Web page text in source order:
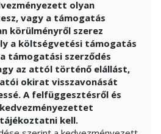
olyan
vagy a támogatás
körülményről szerez
a költségvetési támogatás
támogatási szerződés
az attól történő elállást,
okirat visszavonását
A felfüggesztésről és
kell.